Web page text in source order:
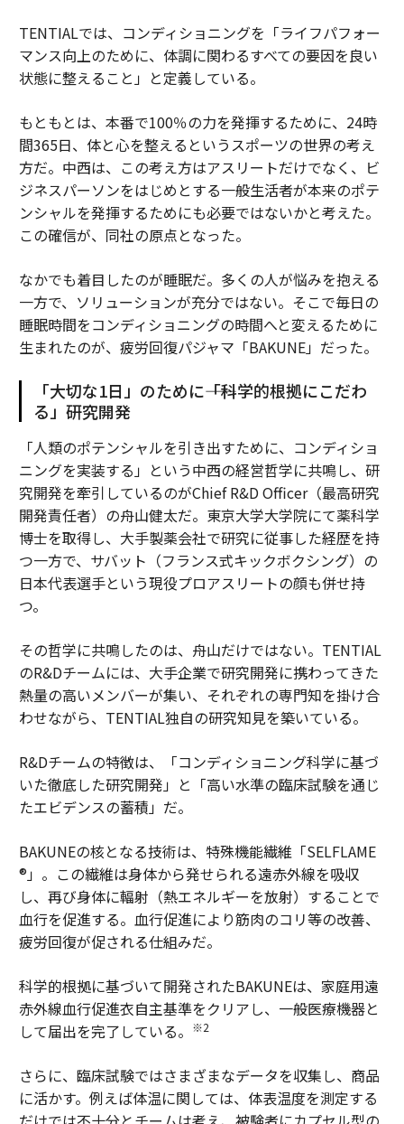
TENTIALでは、コンディショニングを「ライフパフォー
マンス向上のために、体調に関わるすべての要因を良い
状態に整えること」と定義している。
もともとは、本番で100％の力を発揮するために、24時
間365日、体と心を整えるというスポーツの世界の考え
方だ。中西は、この考え方はアスリートだけでなく、ビ
ジネスパーソンをはじめとする一般生活者が本来のポテ
ンシャルを発揮するためにも必要ではないかと考えた。
この確信が、同社の原点となった。
なかでも着目したのが睡眠だ。多くの人が悩みを抱える
一方で、ソリューションが充分ではない。そこで毎日の
睡眠時間をコンディショニングの時間へと変えるために
生まれたのが、疲労回復パジャマ「BAKUNE」だった。
「大切な1日」のために――「科学的根拠にこだわ
る」研究開発
「人類のポテンシャルを引き出すために、コンディショ
ニングを実装する」という中西の経営哲学に共鳴し、研
究開発を牽引しているのがChief R&D Officer（最高研究
開発責任者）の舟山健太だ。東京大学大学院にて薬科学
博士を取得し、大手製薬会社で研究に従事した経歴を持
つ一方で、サバット（フランス式キックボクシング）の
日本代表選手という現役プロアスリートの顔も併せ持
つ。
その哲学に共鳴したのは、舟山だけではない。TENTIAL
のR&Dチームには、大手企業で研究開発に携わってきた
熱量の高いメンバーが集い、それぞれの専門知を掛け合
わせながら、TENTIAL独自の研究知見を築いている。
R&Dチームの特徴は、「コンディショニング科学に基づ
いた徹底した研究開発」と「高い水準の臨床試験を通じ
たエビデンスの蓄積」だ。
BAKUNEの核となる技術は、特殊機能繊維「SELFLAME
®」。この繊維は身体から発せられる遠赤外線を吸収
し、再び身体に輻射（熱エネルギーを放射）することで
血行を促進する。血行促進により筋肉のコリ等の改善、
疲労回復が促される仕組みだ。
科学的根拠に基づいて開発されたBAKUNEは、家庭用遠
赤外線血行促進衣自主基準をクリアし、一般医療機器と
して届出を完了している。
※2
さらに、臨床試験ではさまざまなデータを収集し、商品
に活かす。例えば体温に関しては、体表温度を測定する